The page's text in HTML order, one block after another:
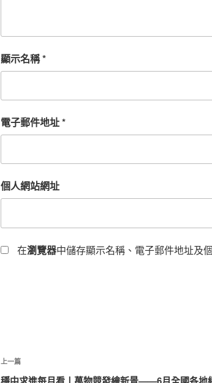
顯示名稱*
電子郵件地址*
個人網站網址
在瀏覽器中儲存顯示名稱、電子郵件地址及
文
上
一
上一篇